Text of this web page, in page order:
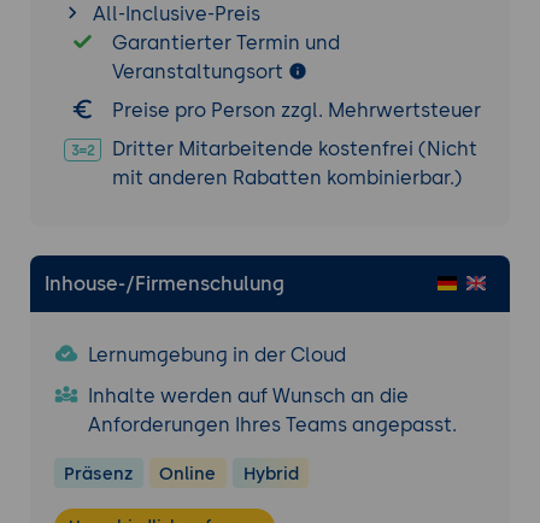
JavaScript vertiefen - Konzepte verstehen
Objekte, Closures, Funktionsausdruck vs.
Funktionsdeklaration
Spezialthemen wie this, hoisting und
scoping
Einführung in testgetriebene Entwicklung mit
Testumgebungen
Assertions: ok(), equal(), deepEqual(),
strictEqual()
Testing von asynchronem Code
Best Practices zur Organisation von Tests
All-Inclusive-Preis
Garantierter Termin und
Veranstaltungsort
Preise pro Person zzgl. Mehrwertsteuer
Dritter Mitarbeitende kostenfrei (Nicht
mit anderen Rabatten kombinierbar.)
Inhouse-/Firmenschulung
Lernumgebung in der Cloud
Inhalte werden auf Wunsch an die
Anforderungen Ihres Teams angepasst.
Präsenz Online Hybrid